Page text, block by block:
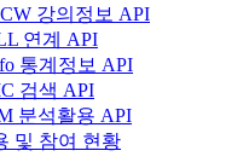
강의정보 API
연계 API
통계정보 API
검색 API
분석활용 API
및 참여 현황